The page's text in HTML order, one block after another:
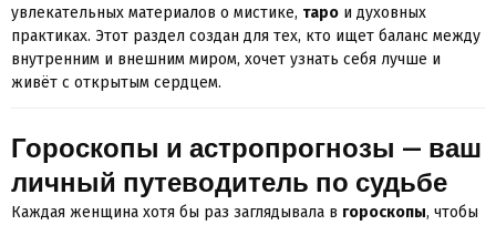
увлекательных материалов о мистике, таро и духовных
практиках. Этот раздел создан для тех, кто ищет баланс между
внутренним и внешним миром, хочет узнать себя лучше и
живёт с открытым сердцем.
Гороскопы и астропрогнозы — ваш
личный путеводитель по судьбе
Каждая женщина хотя бы раз заглядывала в гороскопы, чтобы